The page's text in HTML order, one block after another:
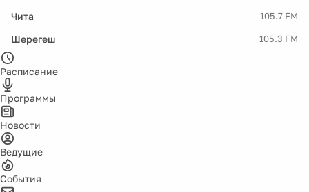
Чита 105.7 FM
Шерегеш 105.3 FM
Расписание
Программы
Новости
Ведущие
События